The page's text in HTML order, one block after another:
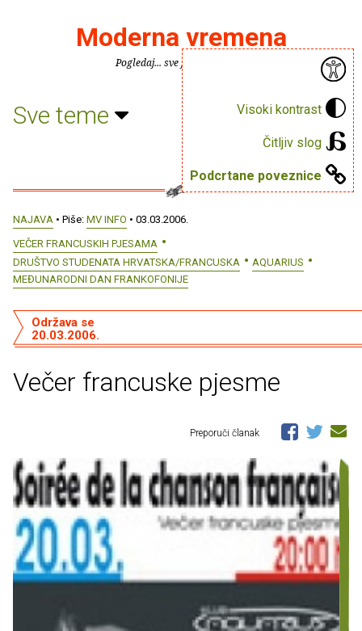
Visoki kontrast
Čitljiv slog
Podcrtane poveznice
Moderna vremena
Pogledaj... sve je puno knjiga.
Sve teme
NAJAVA • Piše: MV INFO • 03.03.2006.
VEČER FRANCUSKIH PJESAMA
DRUŠTVO STUDENATA HRVATSKA/FRANCUSKA
AQUARIUS
MEĐUNARODNI DAN FRANKOFONIJE
Večer francuske pjesme
Održava se
20.03.2006.
Preporuči članak